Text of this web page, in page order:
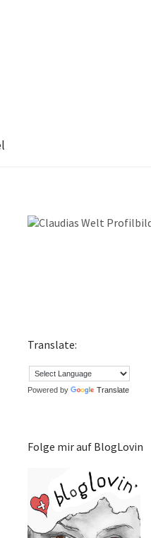
Translate:
Powered by Translate
Folge mir auf BlogLovin